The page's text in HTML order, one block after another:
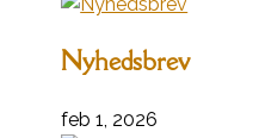
Nyhedsbrev
feb 1, 2026